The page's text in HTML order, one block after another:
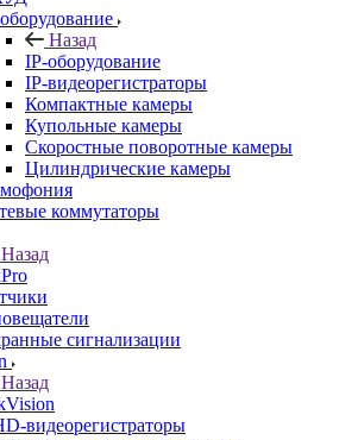
Назад
IP-оборудование
IP-видеорегистраторы
Компактные камеры
Купольные камеры
Скоростные поворотные камеры
Цилиндрические камеры
коммутаторы
Назад
сигнализации
Назад
видеорегистраторы